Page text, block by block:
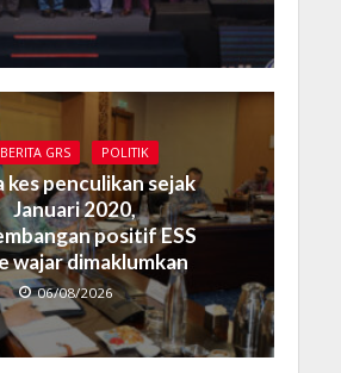
BERITA GRS POLITIK
kes penculikan sejak
Januari 2020,
positif ESS
wajar dimaklumkan
06/08/2026